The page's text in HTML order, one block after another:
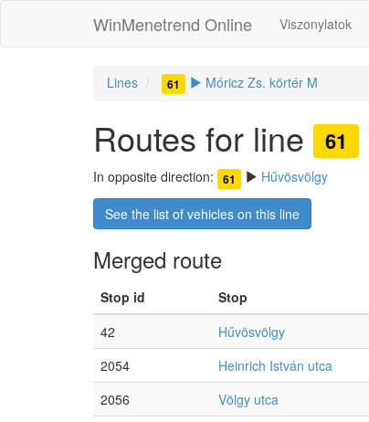
WinMenetrend Online Viszonylatok
Lines 61 Móricz Zs. körtér M
Routes for line 61
In opposite direction: 61 Hűvösvölgy
See the list of vehicles on this line
Merged route
Stop id Stop
42
Hűvösvölgy
2054
Heinrich István utca
2056
Völgy utca